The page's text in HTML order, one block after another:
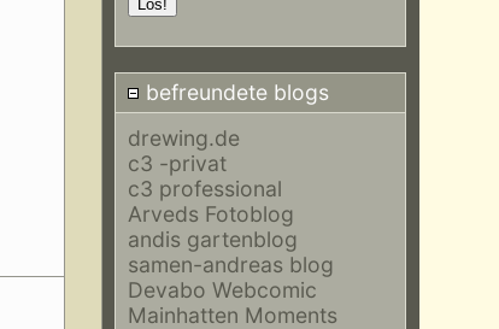
befreundete blogs
drewing.de
c3 -privat
c3 professional
Arveds Fotoblog
andis gartenblog
samen-andreas blog
Devabo Webcomic
Mainhatten Moments